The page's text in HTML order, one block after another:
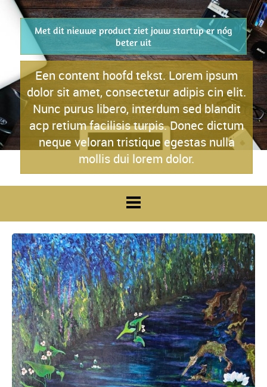
Met dit nieuwe product ziet jouw startup er nóg
beter uit
Een content hoofd tekst. Lorem ipsum
dolor sit amet, consectetur adipis cin elit.
Nunc purus libero, interdum sed blandit
acp retium facilisis turpis. Donec dictum
neque veloran tristique egestas nulla
mollis dui lorem dolor.